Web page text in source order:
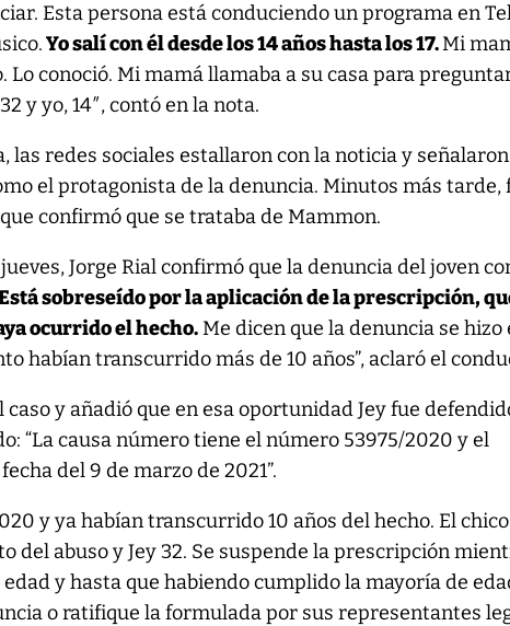
Esta persona está conduciendo un programa en
Yo salí con él desde los 14 años hasta los 17.Mi
Lo conoció. Mi mamá llamaba a su casa para
y yo, 14″, contó en la nota.
las redes sociales estallaron con la noticia y
el protagonista de la denuncia. Minutos más tarde,
confirmó que se trataba de Mammon.
Jorge Rial confirmó que la denuncia del joven
sobreseído por la aplicación de la prescripción,
ocurrido el hecho.Me dicen que la denuncia se hizo
habían transcurrido más de 10 años”, aclaró el
y añadió que en esa oportunidad Jey fue
“La causa número tiene el número 53975/2020 y el
del 9 de marzo de 2021”.
y ya habían transcurrido 10 años del hecho. El chico
del abuso y Jey 32. Se suspende la prescripción
y hasta que habiendo cumplido la mayoría de
o ratifique la formulada por sus representantes